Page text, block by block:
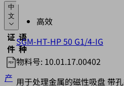
中
文
证
件
语
种
产
高效
SGM-HT-HP 50 G1/4-IG
物料号: 10.01.17.00402
用于处理金属的磁性吸盘 带